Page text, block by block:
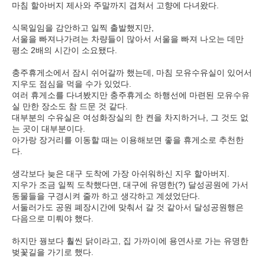
마침 할아버지 제사와 주말까지 겹쳐서 고향에 다녀왔다.
식목일임을 감안하고 일찍 출발했지만,
서울을 빠져나가려는 차량들이 많아서 서울을 빠져 나오는 데만
평소 2배의 시간이 소요됐다.
충주휴게소에서 잠시 쉬어갈까 했는데, 마침 모유수유실이 있어서
지우도 점심을 먹을 수가 있었다.
여러 휴게소를 다녀봤지만 충주휴게소 하행선에 마련된 모유수유
실 만한 장소도 참 드문 것 같다.
대부분의 수유실은 여성화장실의 한 켠을 차지하거나, 그 것도 없
는 곳이 대부분이다.
아가랑 장거리를 이동할 때는 이용해보면 좋을 휴게소로 추천한
다.
생각보다 늦은 대구 도착에 가장 아쉬워하신 지우 할아버지.
지우가 조금 일찍 도착했다면, 대구에 유명한(?) 달성공원에 가서
동물들을 구경시켜 줄까 하고 생각하고 계셨었단다.
서둘러가도 공원 폐장시간에 맞춰서 갈 것 같아서 달성공원행은
다음으로 미뤄야 했다.
하지만 꿩보다 훨씬 닭이라고, 집 가까이에 용연사로 가는 유명한
벚꽃길을 가기로 했다.